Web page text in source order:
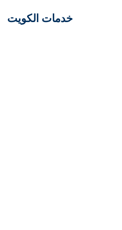
خدمات الكويت